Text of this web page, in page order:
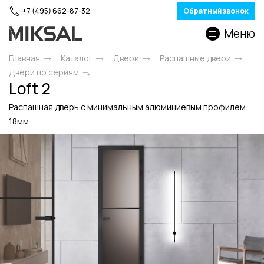
+7 (495) 662-87-32 Обратный звонок
Меню
Главная Каталог Двери
Распашные двери
Двери по сериям
Loft 2
Распашная дверь с минимальным алюминиевым профилем
18мм